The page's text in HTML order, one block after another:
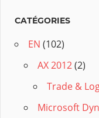
CATÉGORIES
EN (102)
AX 2012(2)
Trade &
Microsoft